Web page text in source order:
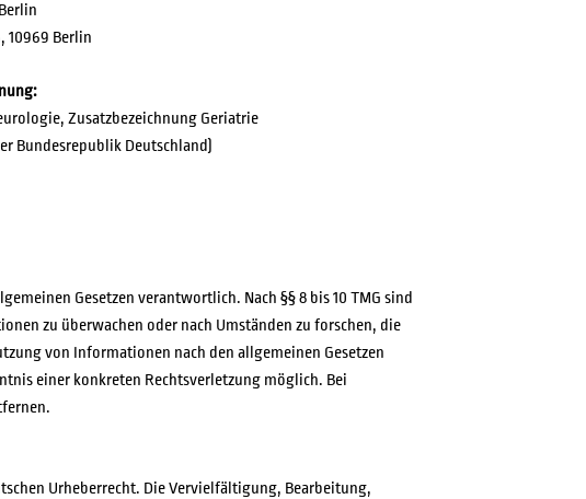
REZEPTANFORDERUNG
10969 Berlin
Zusatzbezeichnung Geriatrie
Bundesrepublik Deutschland)
Gesetzen verantwortlich. Nach §§ 8 bis 10 TMG sind
zu überwachen oder nach Umständen zu forschen, die
von Informationen nach den allgemeinen Gesetzen
einer konkreten Rechtsverletzung möglich. Bei
Urheberrecht. Die Vervielfältigung, Bearbeitung,